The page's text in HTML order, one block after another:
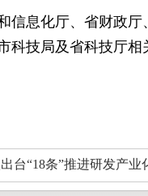
信息化厅、省财政
科技局及省科技厅
台“18条”推进研发产